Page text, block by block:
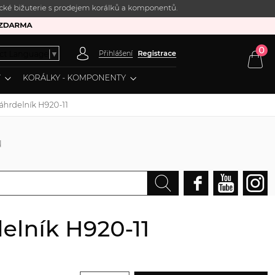
bižuterie s prodejem korálků a komponentů.
▼ Přihlášení Registrace 0
KORÁLKY - KOMPONENTY
H920-11
H920-11